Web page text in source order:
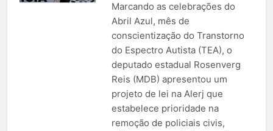
Marcando as celebrações do
Abril Azul, mês de
conscientização do Transtorno
do Espectro Autista (TEA), o
deputado estadual Rosenverg
Reis (MDB) apresentou um
projeto de lei na Alerj que
estabelece prioridade na
remoção de policiais civis,